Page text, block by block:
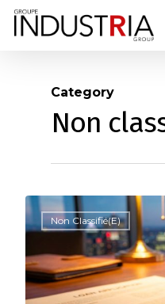
Category
Non
Non Classifié(e)